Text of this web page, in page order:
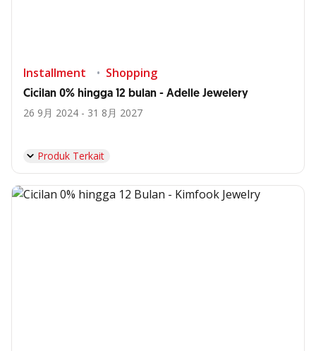
Installment Shopping
Cicilan 0% hingga 12 bulan - Adelle Jewelery
26 9月 2024 - 31 8月 2027
Produk Terkait